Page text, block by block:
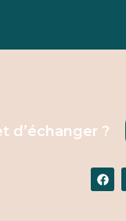
d’échanger ?